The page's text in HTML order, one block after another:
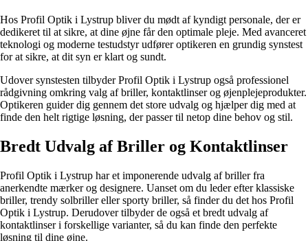
Hos Profil Optik i Lystrup bliver du mødt af kyndigt personale, der er
dedikeret til at sikre, at dine øjne får den optimale pleje. Med avanceret
teknologi og moderne testudstyr udfører optikeren en grundig synstest
for at sikre, at dit syn er klart og sundt.
Udover synstesten tilbyder Profil Optik i Lystrup også professionel
rådgivning omkring valg af briller, kontaktlinser og øjenplejeprodukter.
Optikeren guider dig gennem det store udvalg og hjælper dig med at
finde den helt rigtige løsning, der passer til netop dine behov og stil.
Bredt Udvalg af Briller og Kontaktlinser
Profil Optik i Lystrup har et imponerende udvalg af briller fra
anerkendte mærker og designere. Uanset om du leder efter klassiske
briller, trendy solbriller eller sporty briller, så finder du det hos Profil
Optik i Lystrup. Derudover tilbyder de også et bredt udvalg af
kontaktlinser i forskellige varianter, så du kan finde den perfekte
løsning til dine øjne.